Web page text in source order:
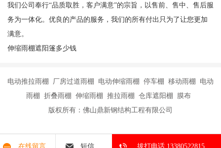
我们公司奉行“品质取胜，客户满意”的宗旨，以售前、售中、售后服
务为一体化。优良的产品的服务，我们的所有付出只为了让您更加
满意。
伸缩雨棚遮阳篷多少钱
电动推拉雨棚 厂房过道雨棚 电动伸缩雨棚 停车棚 移动雨棚 电动
雨棚 折叠雨棚 伸缩雨棚 推拉雨棚 仓库遮阳棚 膜布
版权所有：佛山鼎新钢结构工程有限公司
在线留言 短信 拔打电话 13380522815